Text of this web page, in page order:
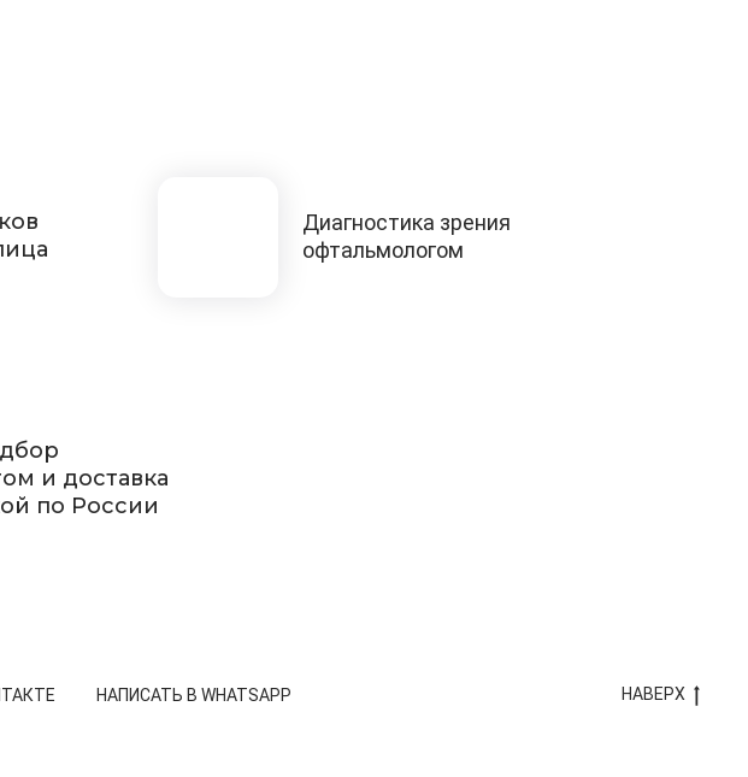
и доставка
по России
Диагностика зрения
офтальмологом
НАПИСАТЬ В WHATSAPP НАВЕРХ